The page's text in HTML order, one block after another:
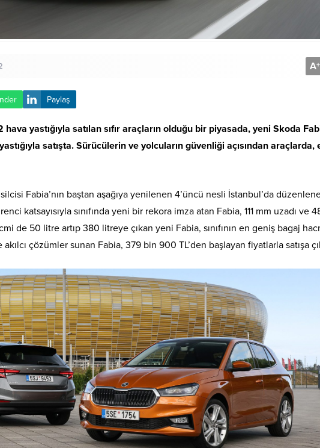
A+
Paylaş
yastığıyla satılan sıfır araçların olduğu bir piyasada, yeni Skoda
satışta. Sürücülerin ve yolcuların güvenliği açısından araçlarda,
Fabia’nın baştan aşağıya yenilenen 4’üncü nesli İstanbul’da
katsayısıyla sınıfında yeni bir rekora imza atan Fabia, 111 mm uzadı ve
de 50 litre artıp 380 litreye çıkan yeni Fabia, sınıfının en geniş bagaj
çözümler sunan Fabia, 379 bin 900 TL’den başlayan fiyatlarla satışa